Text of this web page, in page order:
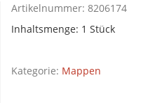
Artikelnummer: 8206174
Inhaltsmenge: 1 Stück
Kategorie: Mappen